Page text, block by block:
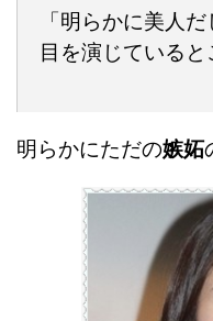
「明らかに美人
目を演じていると
明らかにただの嫉妬